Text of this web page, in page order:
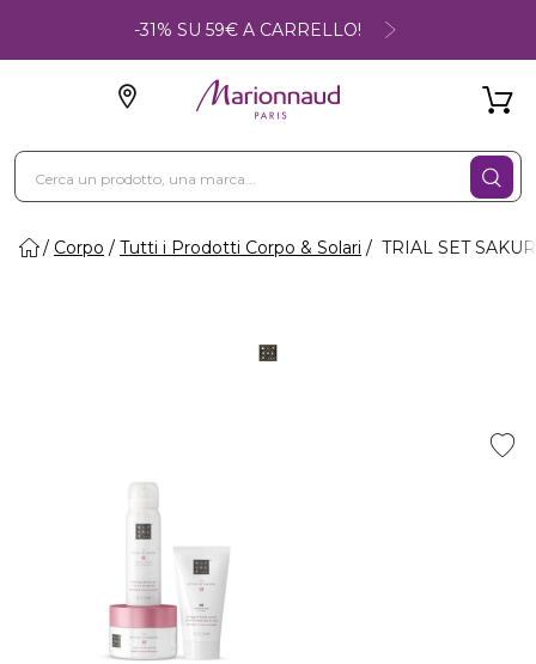
-31% SU 59€ A CARRELLO!
Corpo Tutti i Prodotti Corpo & Solari TRIAL SET